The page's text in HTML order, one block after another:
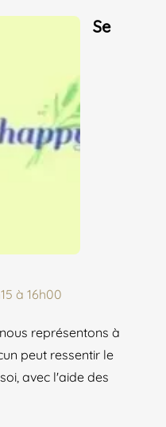
Se
à 16h00
représentons à
peut ressentir le
avec l'aide des